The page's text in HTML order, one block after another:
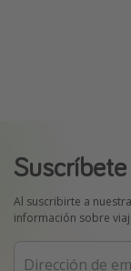
Al suscribirte a
información sobre